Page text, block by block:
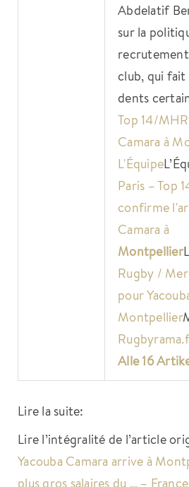
Abdelatif
sur la
club, qui
dents
Top 14/
Camara à
L'Équipe
Paris – Top
confirme
Camara à
Montpellier
Rugby /
pour
Montpellier
Alle 16
Lire la suite:
Lire l’intégralité de l’article
Yacouba Camara arrive à
plus gros salaires du … –